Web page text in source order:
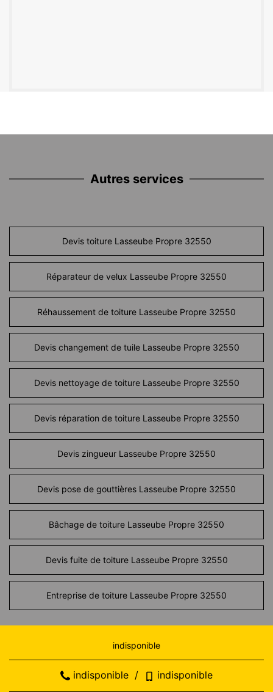
Autres services
Devis toiture Lasseube Propre 32550
Réparateur de velux Lasseube Propre 32550
Réhaussement de toiture Lasseube Propre 32550
Devis changement de tuile Lasseube Propre 32550
Devis nettoyage de toiture Lasseube Propre 32550
Devis réparation de toiture Lasseube Propre 32550
Devis zingueur Lasseube Propre 32550
Devis pose de gouttières Lasseube Propre 32550
Bâchage de toiture Lasseube Propre 32550
Devis fuite de toiture Lasseube Propre 32550
Entreprise de toiture Lasseube Propre 32550
indisponible
indisponible / indisponible